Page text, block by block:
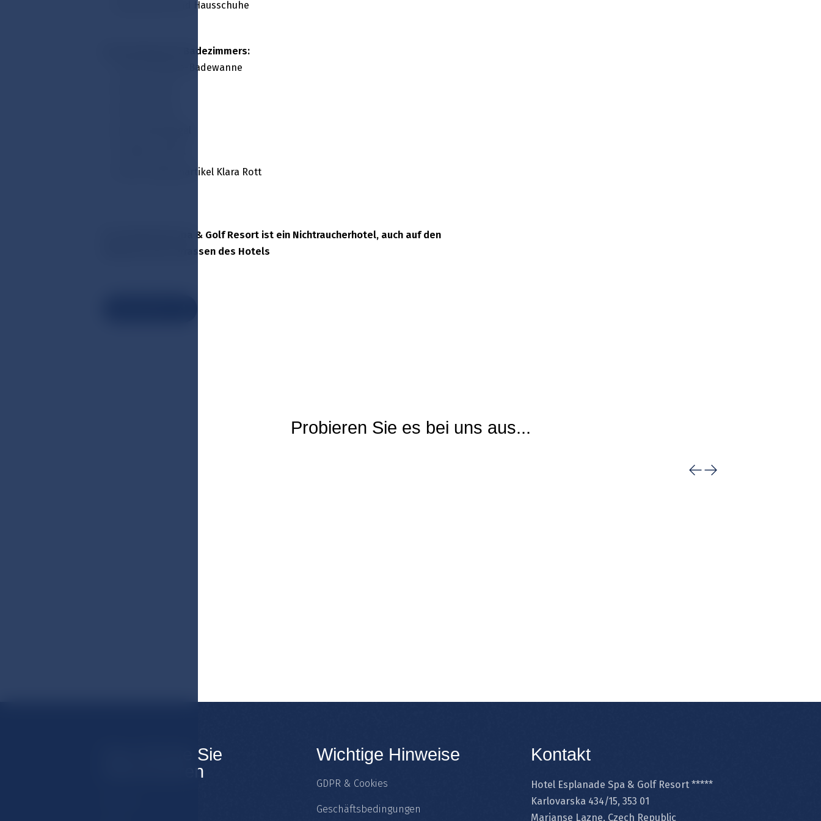
Bademantel und Hausschuhe
Ausstattung des Badezimmers:
Hydromassage-Badewanne
Hotel-Toilettenartikel Klara Rott
Das Esplanade Spa & Golf Resort ist ein Nichtraucherhotel, auch auf den
Balkonen und Terrassen des Hotels
Probieren Sie es bei uns aus...
Das könnte Sie
interessieren
Wichtige Hinweise
GDPR & Cookies
Geschäftsbedingungen
Kontakt
Hotel Esplanade Spa & Golf Resort *****
Karlovarska 434/15, 353 01
Marianse Lazne, Czech Republic